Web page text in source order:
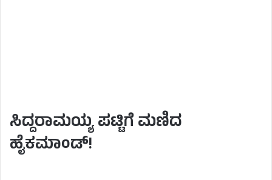
ಸಿದ್ದರಾಮಯ್ಯ ಪಟ್ಟಿಗೆ ಮಣಿದ
ಹೈಕಮಾಂಡ್!